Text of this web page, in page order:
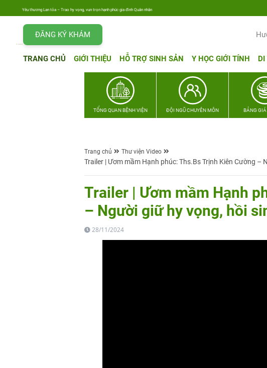
Yêu thương Lan tỏa – Trao hy vọng, vun trọn hạnh phúc gia đình Quân nhân
ĐĂNG KÝ KHÁM
TRANG CHỦ GIỚI THIỆU HỖ TRỢ SINH SẢN Y HỌC GIỚI TÍNH DI
TỔNG QUAN BỆNH VIỆN ĐỘI NGŨ CHUYÊN MÔN BẢNG
Trang chủ Thư viện Video
Trailer | Ươm mầm Hạnh phúc: Ths.Bs Trịnh Kiên Cường –
Trailer | Ươm mầm Hạnh
– Người giữ hy vọng, hồi
28/11/2024